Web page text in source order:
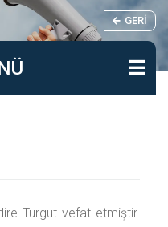
GERI
Turgut vefat etmiştir.